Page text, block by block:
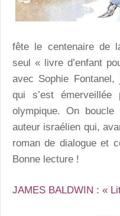
fête le centenaire de
seul « livre d’enfant
avec Sophie
qui s’est émerveillée
olympique. On
auteur israélien qui,
roman de dialogue et
Bonne lecture !
JAMES BALDWIN : «